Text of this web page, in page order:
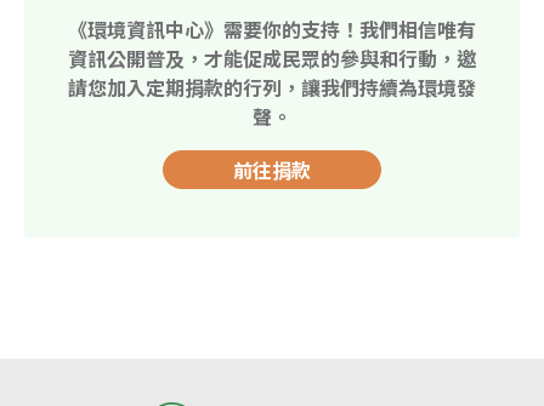
《環境資訊中心》需要你的支持！我們相信唯有
資訊公開普及，才能促成民眾的參與和行動，邀
請您加入定期捐款的行列，讓我們持續為環境發
聲。
前往捐款